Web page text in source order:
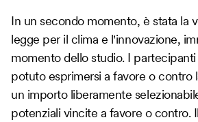
In un secondo momento, è stata la
legge per il clima e l'innovazione,
momento dello studio. I
potuto esprimersi a favore o contro
un importo liberamente
potenziali vincite a favore o contro.